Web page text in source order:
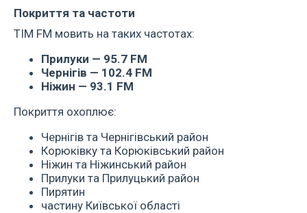
Покриття та частоти
ТІМ FM мовить на таких частотах:
Прилуки — 95.7 FM
Чернігів — 102.4 FM
Ніжин — 93.1 FM
Покриття охоплює:
Чернігів та Чернігівський район
Корюківку та Корюківський район
Ніжин та Ніжинський район
Прилуки та Прилуцький район
Пирятин
частину Київської області